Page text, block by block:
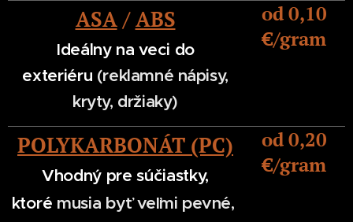
ASA/ABS
Ideálny na veci do
exteriéru (reklamné nápisy,
kryty, držiaky)
od 0,10
€/gram
POLYKARBONÁT (PC)
Vhodný pre súčiastky,
ktoré musia byťveľmi pevné,
od 0,20
€/gram